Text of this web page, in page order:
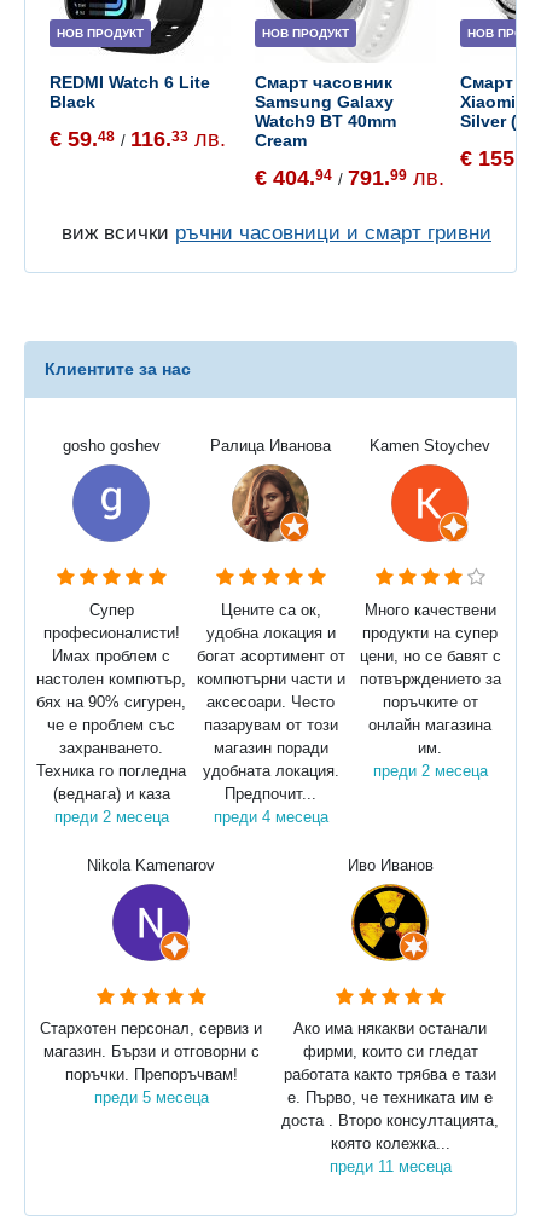
НОВ ПРОДУКТ
REDMI Watch 6 Lite
Black
€ 59.48 / 116.33 лв.
НОВ ПРОДУКТ
Смарт часовник
Samsung Galaxy
Watch9 BT 40mm
Cream
€ 404.94 / 791.99 лв.
НОВ
Смарт
Xiaomi
Silver
€ 155.
виж всички ръчни часовници и смарт гривни
Клиентите за нас
gosho goshev
Супер
професионалисти!
Имах проблем с
настолен компютър,
бях на 90% сигурен,
че е проблем със
захранването.
Техника го погледна
(веднага) и каза
преди 2 месеца
Ралица Иванова
Цените са ок,
удобна локация и
богат асортимент от
компютърни части и
аксесоари. Често
пазарувам от този
магазин поради
удобната локация.
Предпочит...
преди 4 месеца
Kamen Stoychev
Много качествени
продукти на супер
цени, но се бавят с
потвърждението за
поръчките от
онлайн магазина
им.
преди 2 месеца
Nikola Kamenarov
Стархотен персонал, сервиз и
магазин. Бързи и отговорни с
поръчки. Препоръчвам!
преди 5 месеца
Иво Иванов
Ако има някакви останали
фирми, които си гледат
работата както трябва е тази
е. Първо, че техниката им е
доста . Второ консултацията,
която колежка...
преди 11 месеца